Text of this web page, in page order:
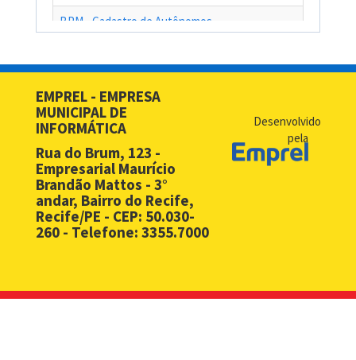
BPM - Cadastro de Autônomos
BPM - Cadastro Simplificado para Contribuintes de Outros
BPM - Desbloqueio de Senha Web - PF
BPM - Desbloqueio de Senha Web - PJ
BPM - Licença Premio
BPM - Monitoramento Áreas de Risco
EMPREL - EMPRESA
MUNICIPAL DE
INFORMÁTICA
Rua do Brum, 123 -
Empresarial Maurício
Brandão Mattos - 3°
andar, Bairro do Recife,
Recife/PE - CEP: 50.030-
260 - Telefone: 3355.7000
Desenvolvido
pela